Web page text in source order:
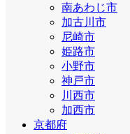
南あわじ市
加古川市
尼崎市
姫路市
小野市
神戸市
川西市
加西市
京都府